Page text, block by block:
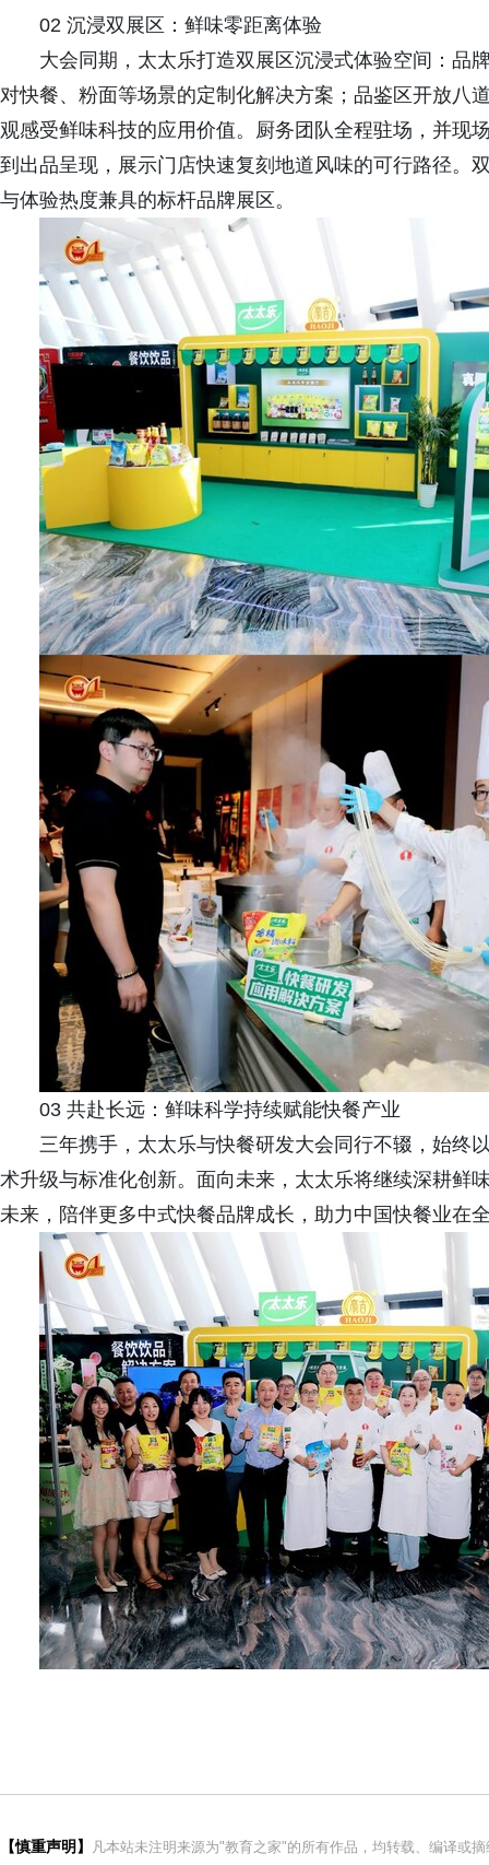
02 沉浸双展区：鲜味零距离体验
大会同期，太太乐打造双展区沉浸式体验空间：品
对快餐、粉面等场景的定制化解决方案；品鉴区开放八
观感受鲜味科技的应用价值。厨务团队全程驻场，并现
到出品呈现，展示门店快速复刻地道风味的可行路径。
与体验热度兼具的标杆品牌展区。
03 共赴长远：鲜味科学持续赋能快餐产业
三年携手，太太乐与快餐研发大会同行不辍，始终
术升级与标准化创新。面向未来，太太乐将继续深耕鲜
未来，陪伴更多中式快餐品牌成长，助力中国快餐业在
【慎重声明】
凡本站未注明来源为"教育之家"的所有作品，均转载、编译或